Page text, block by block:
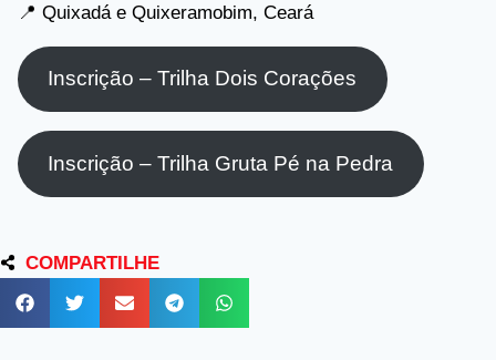
📍 Quixadá e Quixeramobim, Ceará
Inscrição – Trilha Dois Corações
Inscrição – Trilha Gruta Pé na Pedra
COMPARTILHE